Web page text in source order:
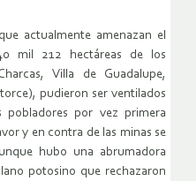
actualmente amenazan el
mil 212 hectáreas de los
Villa de Guadalupe,
pudieron ser ventilados
por vez primera
y en contra de las minas se
hubo una abrumadora
potosino que rechazaron